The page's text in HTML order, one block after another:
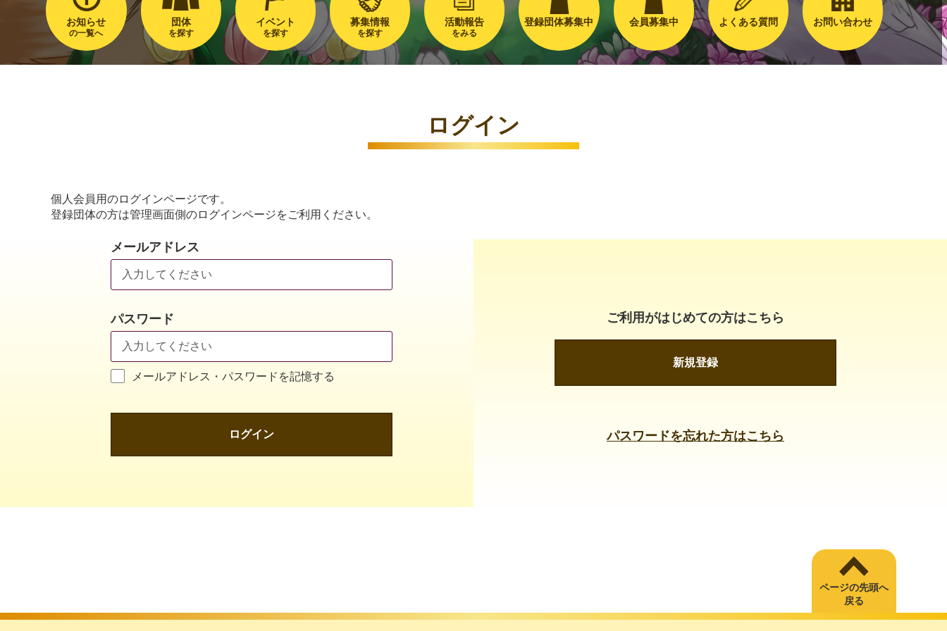
お知らせ
の一覧へ
団体
を探す
イベント
を探す
募集情報
を探す
活動報告
をみる
登録団体募集中 会員募集中 よくある質問 お問い合わせ
ログイン
個人会員用のログインページです。
登録団体の方は管理画面側のログインページをご利用ください。
メールアドレス
パスワード
メールアドレス・パスワードを記憶する
ログイン
ご利用がはじめての方はこちら
新規登録
パスワードを忘れた方はこちら
ページの先頭へ
戻る